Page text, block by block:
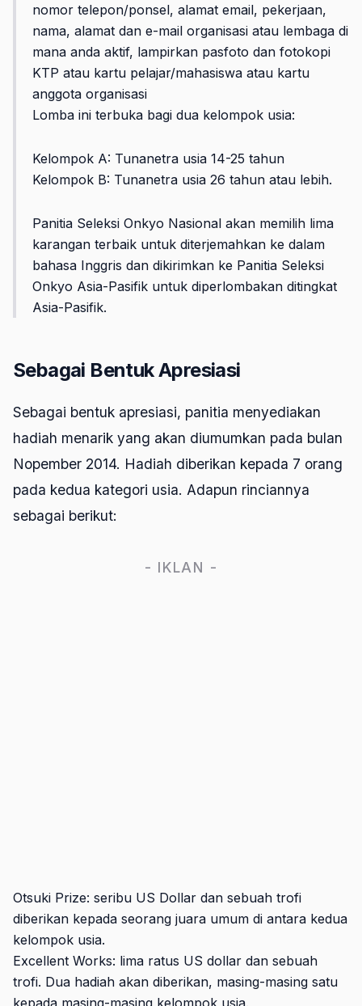
nomor telepon/ponsel, alamat email, pekerjaan,
nama, alamat dan e-mail organisasi atau lembaga di
mana anda aktif, lampirkan pasfoto dan fotokopi
KTP atau kartu pelajar/mahasiswa atau kartu
anggota organisasi
Lomba ini terbuka bagi dua kelompok usia:
Kelompok A: Tunanetra usia 14-25 tahun
Kelompok B: Tunanetra usia 26 tahun atau lebih.
Panitia Seleksi Onkyo Nasional akan memilih lima
karangan terbaik untuk diterjemahkan ke dalam
bahasa Inggris dan dikirimkan ke Panitia Seleksi
Onkyo Asia-Pasifik untuk diperlombakan ditingkat
Asia-Pasifik.
Sebagai Bentuk Apresiasi
Sebagai bentuk apresiasi, panitia menyediakan
hadiah menarik yang akan diumumkan pada bulan
Nopember 2014. Hadiah diberikan kepada 7 orang
pada kedua kategori usia. Adapun rinciannya
sebagai berikut:
- IKLAN -
Otsuki Prize: seribu US Dollar dan sebuah trofi
diberikan kepada seorang juara umum di antara kedua
kelompok usia.
Excellent Works: lima ratus US dollar dan sebuah
trofi. Dua hadiah akan diberikan, masing-masing satu
kepada masing-masing kelompok usia.